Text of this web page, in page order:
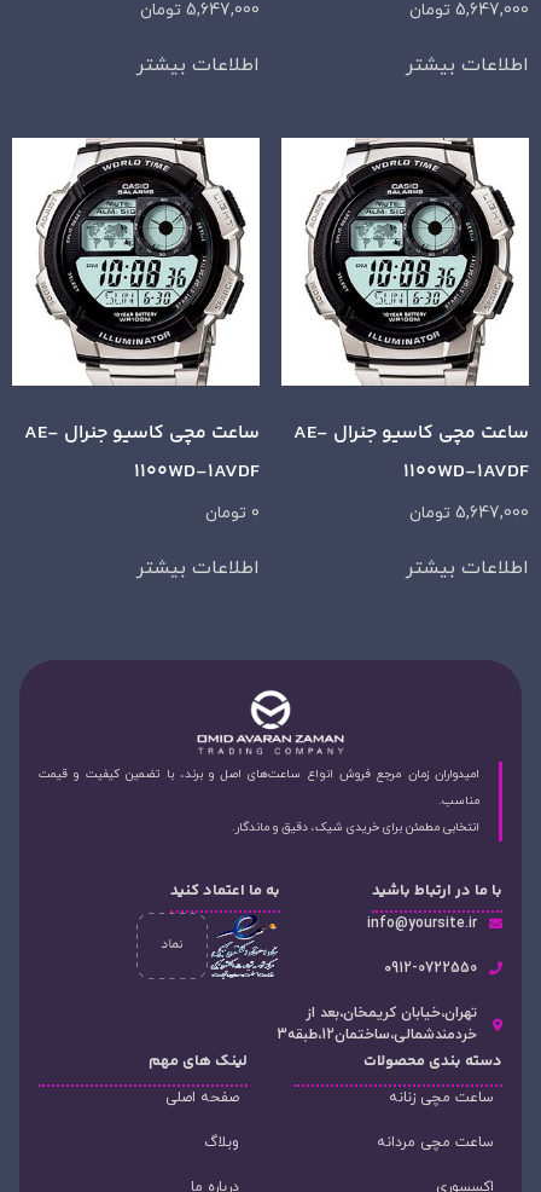
5,647,000 تومان
اطلاعات بیشتر
5,647,000 تومان
اطلاعات بیشتر
ساعت مچی کاسیو جنرال AE-
1100WD-1AVDF
5,647,000 تومان
اطلاعات بیشتر
ساعت مچی کاسیو جنرال AE-
1100WD-1AVDF
0 تومان
اطلاعات بیشتر
امیدواران زمان مرجع فروش انواع ساعت‌های اصل و برند، با تضمین کیفیت و قیمت
مناسب.
انتخابی مطمئن برای خریدی شیک، دقیق و ماندگار.
با ما در ارتباط باشید
info@yoursite.ir
۰912-0722550
تهران،خیابان کریمخان،بعد از
خردمندشمالی،ساختمان12،طبقه3
به ما اعتماد کنید
دسته‌ بندی محصولات
ساعت مچی زنانه
ساعت مچی مردانه
اکسسوری
لینک های مهم
صفحه اصلی
وبلاگ
درباره ما